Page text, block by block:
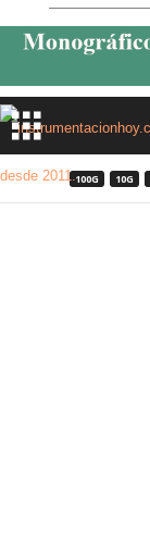
100G 10G